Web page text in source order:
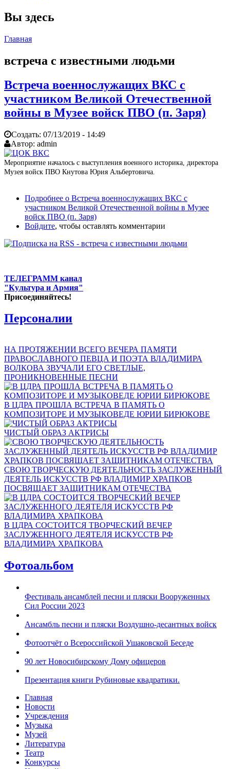
Вы здесь
Главная
встреча с известными людьми
Встреча военнослужащих ВКС с
участником Великой Отечественной
войны в Музее войск ПВО (п. Заря)
Создать: 07/13/2019 - 14:49
Автор: admin
Мероприятие началось с выступления военного историка, директора
Музея войск ПВО Кнутова Юрия Альбертовича.
Подробнее о Встреча военнослужащих ВКС с
участником Великой Отечественной войны в Музее
войск ПВО (п. Заря)
Войдите, чтобы оставлять комментарии
ТЕЛЕГРАММ канал
"Культура и Армия"
Присоединяйтесь!
Персоналии
НА ПРОТЯЖЕНИИ ВСЕГО ВЕЧЕРА ПАМЯТИ
ПРАВОСЛАВНОГО ПЕВЦА И ПОЭТА ВЛАДИМИРА
ВОЛКОВА ЗВУЧАЛИ ЕГО СВЕТЛЫЕ,
ПРОНИКНОВЕННЫЕ ПЕСНИ
В ЦДРА ПРОШЛА ВСТРЕЧА В ПАМЯТЬ О
КОМПОЗИТОРЕ И МУЗЫКОВЕДЕ ЮРИИ БИРЮКОВЕ
ЧИСТЫЙ ОБРАЗ АКТРИСЫ
СВОЮ ТВОРЧЕСКУЮ ДЕЯТЕЛЬНОСТЬ ЗАСЛУЖЕННЫЙ
ДЕЯТЕЛЬ ИСКУССТВ РФ ВЛАДИМИР ХРАПКОВ
ПОСВЯЩАЕТ ЗАЩИТНИКАМ ОТЕЧЕСТВА
В ЦДРА СОСТОИТСЯ ТВОРЧЕСКИЙ ВЕЧЕР
ЗАСЛУЖЕННОГО ДЕЯТЕЛЯ ИСКУССТВ РФ
ВЛАДИМИРА ХРАПКОВА
Фотоальбом
Фестиваль ансамблей песни и пляски Вооруженных
Сил России 2023
Ансамбль песни и пляски Воздушно-десантных войск
Фотоотчёт о Всероссийской Ушаковской Беседе
90 лет Новосибирскому Дому офицеров
Презентация книги Рубиновые квадратики.
Главная
Новости
Учреждения
Музыка
Музей
Литература
Театр
Конкурсы